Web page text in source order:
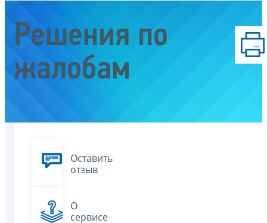
Решения по
жалобам
Оставить
отзыв
О
сервисе